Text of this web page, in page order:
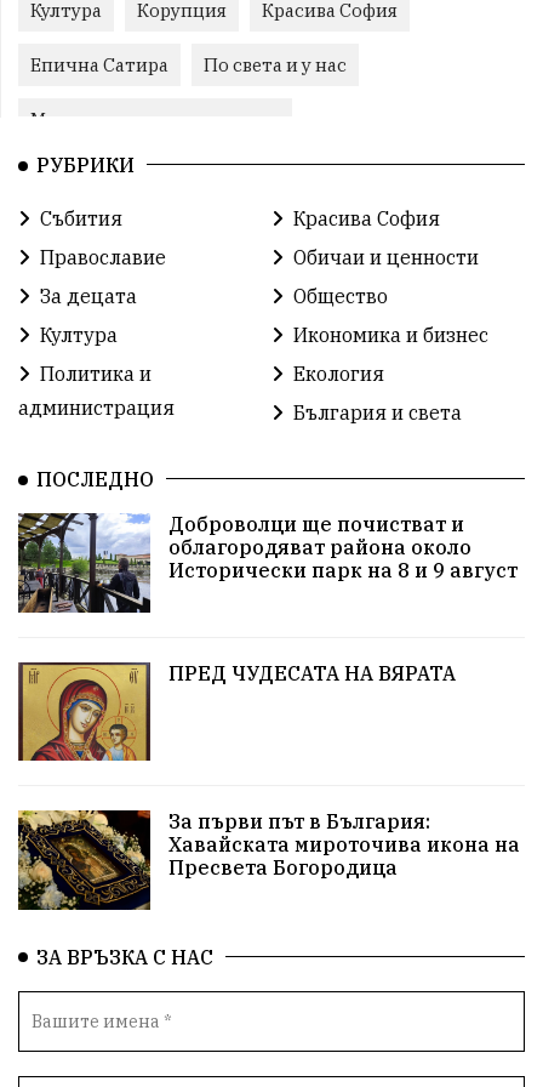
Култура Корупция Красива София
Епична Сатира По света и у нас
Международни отношения
конституционен съд
българската общност Исторически парк
Доброволци Слатина
Икономика Красива България измама
Европа Актуално Туризъм Бизнес
абсурд Здравословно хранене
Коледа Чиста София
Софийски общински съвет
Общински съвет Величие Финландия
Образование Борисов Кольо Парамов
Автопоход Костинброд
Столичен общински съвет Маратон кауза
РУБРИКИ
Събития
Красива София
Православие
Обичаи и ценности
За децата
Общество
Култура
Икономика и бизнес
Политика и
администрация
Екология
България и света
ПОСЛЕДНО
Доброволци ще почистват и
облагородяват района около
Исторически парк на 8 и 9 август
ПРЕД ЧУДЕСАТА НА ВЯРАТА
За първи път в България:
Хавайската мироточива икона на
Пресвета Богородица
ЗА ВРЪЗКА С НАС